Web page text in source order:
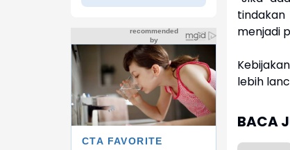
menjadi
lebih
BACA